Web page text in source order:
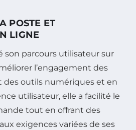
POSTE ET
LIGNE
son parcours utilisateur sur
l’engagement des
des outils numériques et en
utilisateur, elle a facilité le
tout en offrant des
exigences variées de ses